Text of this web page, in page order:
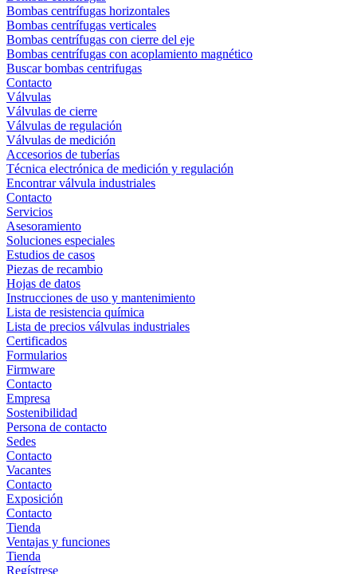
Bombas centrífugas horizontales
Bombas centrífugas verticales
Bombas centrífugas con cierre del eje
Bombas centrífugas con acoplamiento magnético
Buscar bombas centrifugas
Contacto
Válvulas
Válvulas de cierre
Válvulas de regulación
Válvulas de medición
Accesorios de tuberías
Técnica electrónica de medición y regulación
Encontrar válvula industriales
Contacto
Servicios
Asesoramiento
Soluciones especiales
Estudios de casos
Piezas de recambio
Hojas de datos
Instrucciones de uso y mantenimiento
Lista de resistencia química
Lista de precios válvulas industriales
Certificados
Formularios
Firmware
Contacto
Empresa
Sostenibilidad
Persona de contacto
Sedes
Contacto
Vacantes
Contacto
Exposición
Contacto
Tienda
Ventajas y funciones
Tienda
Regístrese